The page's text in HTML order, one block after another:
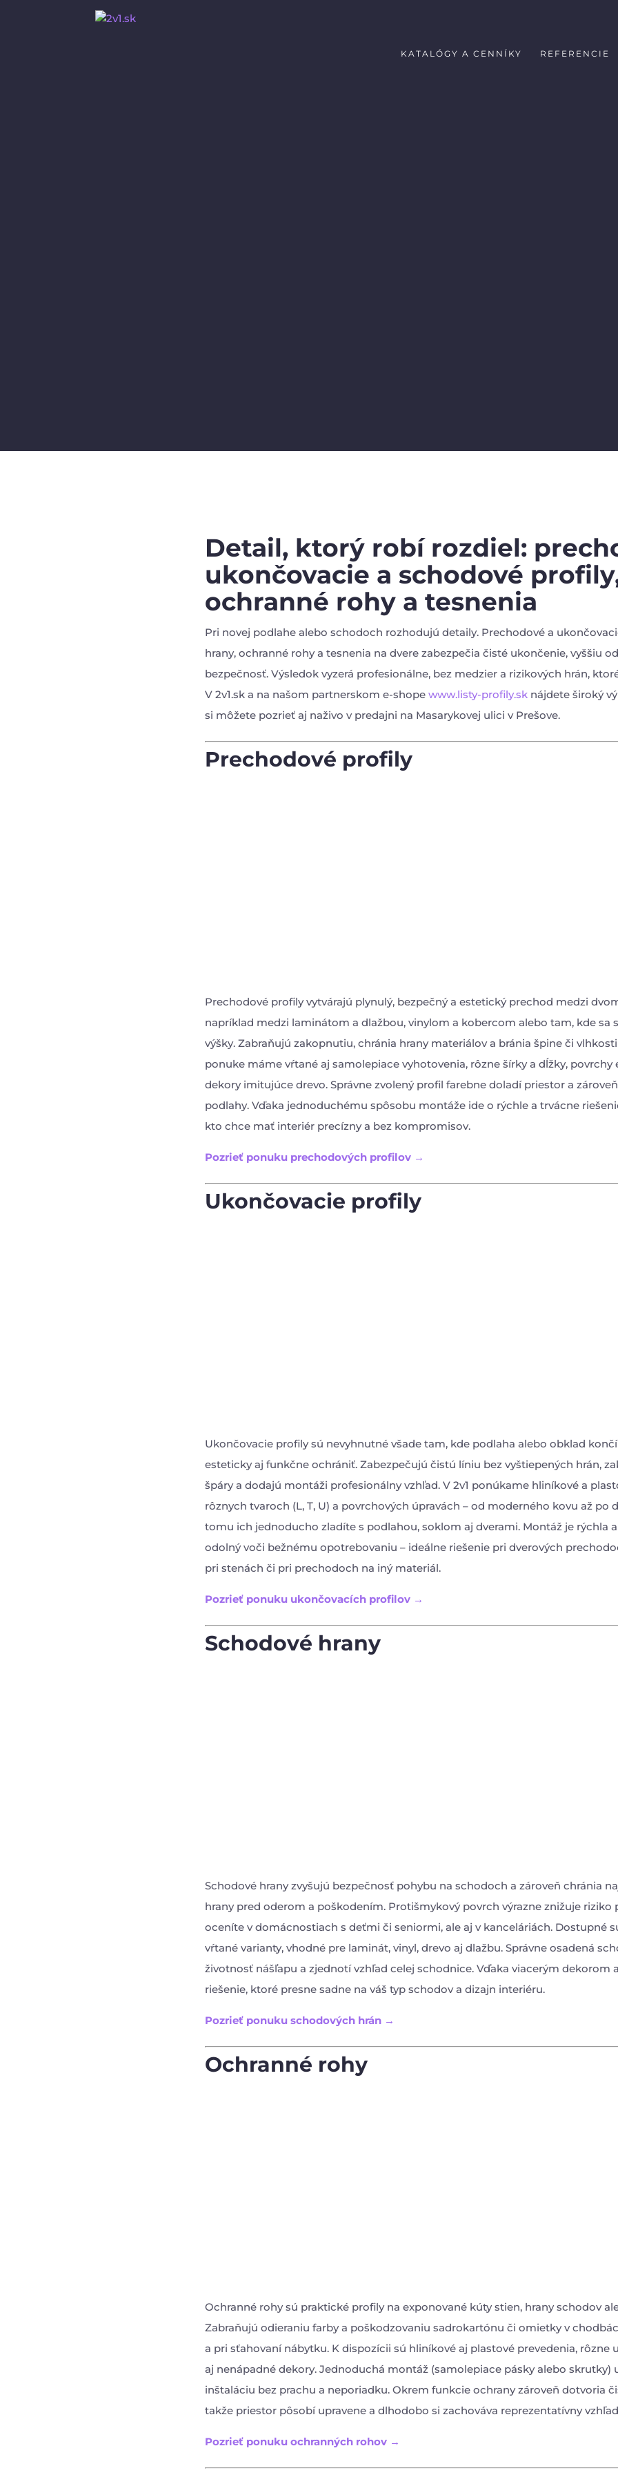
KATALÓGY A CENNÍKY REFERENCIE
Detail, ktorý robí rozdiel:
ukončovacie a schodové
ochranné rohy a tesnenia
Pri novej podlahe alebo schodoch rozhodujú detaily. Prechodové a
hrany, ochranné rohy a tesnenia na dvere zabezpečia čisté ukončenie, vyššiu
bezpečnosť. Výsledok vyzerá profesionálne, bez medzier a rizikových hrán,
V 2v1.sk a na našom partnerskom e-shope www.listy-profily.sk nájdete široký
si môžete pozrieť aj naživo v predajni na Masarykovej ulici v Prešove.
Prechodové profily
Prechodové profily vytvárajú plynulý, bezpečný a estetický prechod medzi
napríklad medzi laminátom a dlažbou, vinylom a kobercom alebo tam, kde sa
výšky. Zabraňujú zakopnutiu, chránia hrany materiálov a bránia špine či
ponuke máme vŕtané aj samolepiace vyhotovenia, rôzne šírky a dĺžky, povrchy
dekory imitujúce drevo. Správne zvolený profil farebne doladí priestor a
podlahy. Vďaka jednoduchému spôsobu montáže ide o rýchle a trvácne
kto chce mať interiér precízny a bez kompromisov.
Pozrieť ponuku prechodových profilov →
Ukončovacie profily
Ukončovacie profily sú nevyhnutné všade tam, kde podlaha alebo obklad
esteticky aj funkčne ochrániť. Zabezpečujú čistú líniu bez vyštiepených hrán,
špáry a dodajú montáži profesionálny vzhľad. V 2v1 ponúkame hliníkové a
rôznych tvaroch (L, T, U) a povrchových úpravách – od moderného kovu až po
tomu ich jednoducho zladíte s podlahou, soklom aj dverami. Montáž je rýchla
odolný voči bežnému opotrebovaniu – ideálne riešenie pri dverových
pri stenách či pri prechodoch na iný materiál.
Pozrieť ponuku ukončovacích profilov →
Schodové hrany
Schodové hrany zvyšujú bezpečnosť pohybu na schodoch a zároveň chránia
hrany pred oderom a poškodením. Protišmykový povrch výrazne znižuje riziko
oceníte v domácnostiach s deťmi či seniormi, ale aj v kanceláriách. Dostupné
vŕtané varianty, vhodné pre laminát, vinyl, drevo aj dlažbu. Správne osadená
životnosť nášľapu a zjednotí vzhľad celej schodnice. Vďaka viacerým dekorom
riešenie, ktoré presne sadne na váš typ schodov a dizajn interiéru.
Pozrieť ponuku schodových hrán →
Ochranné rohy
Ochranné rohy sú praktické profily na exponované kúty stien, hrany schodov
Zabraňujú odieraniu farby a poškodzovaniu sadrokartónu či omietky v
a pri sťahovaní nábytku. K dispozícii sú hliníkové aj plastové prevedenia, rôzne
aj nenápadné dekory. Jednoduchá montáž (samolepiace pásky alebo skrutky)
inštaláciu bez prachu a neporiadku. Okrem funkcie ochrany zároveň dotvoria
takže priestor pôsobí upravene a dlhodobo si zachováva reprezentatívny
Pozrieť ponuku ochranných rohov →